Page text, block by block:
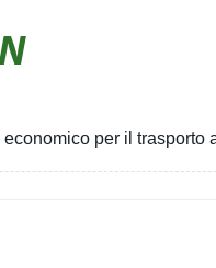
economico per il trasporto